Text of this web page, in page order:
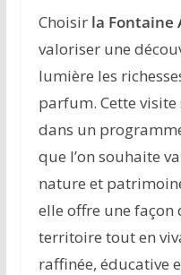
Choisir la Fontaine
valoriser une
lumière les
parfum. Cette
dans un
que l’on souhaite
nature et
elle offre une façon
territoire tout en
raffinée, éducative